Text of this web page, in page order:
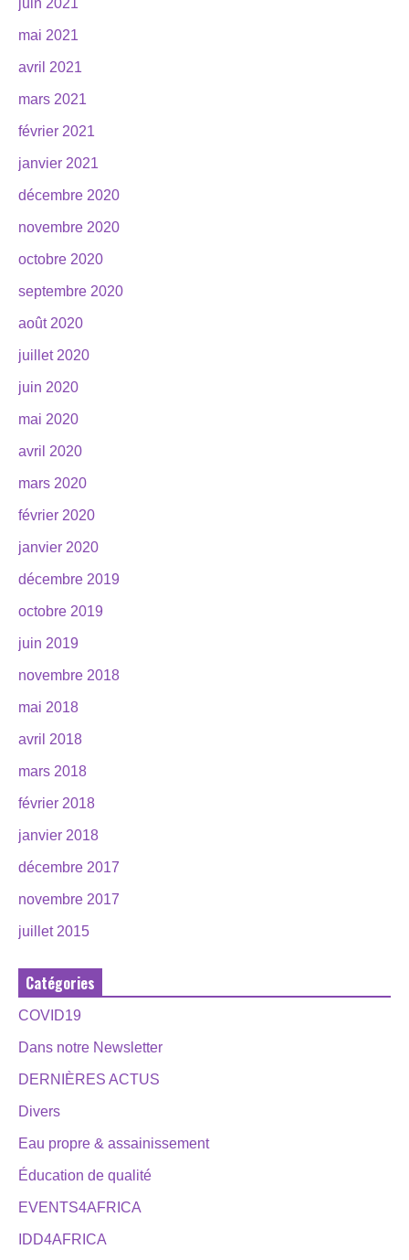
juin 2021
mai 2021
avril 2021
mars 2021
février 2021
janvier 2021
décembre 2020
novembre 2020
octobre 2020
septembre 2020
août 2020
juillet 2020
juin 2020
mai 2020
avril 2020
mars 2020
février 2020
janvier 2020
décembre 2019
octobre 2019
juin 2019
novembre 2018
mai 2018
avril 2018
mars 2018
février 2018
janvier 2018
décembre 2017
novembre 2017
juillet 2015
Catégories
COVID19
Dans notre Newsletter
DERNIÈRES ACTUS
Divers
Eau propre & assainissement
Éducation de qualité
EVENTS4AFRICA
IDD4AFRICA